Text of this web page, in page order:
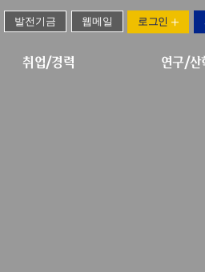
발전기금 웹메일 로그인
취업/경력 연구/산